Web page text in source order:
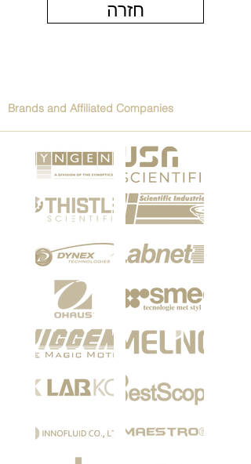
חזרה
Brands and Affiliated Companies